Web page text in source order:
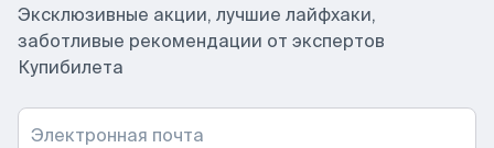
Эксклюзивные акции, лучшие лайфхаки,
заботливые рекомендации от экспертов
Купибилета
Электронная почта